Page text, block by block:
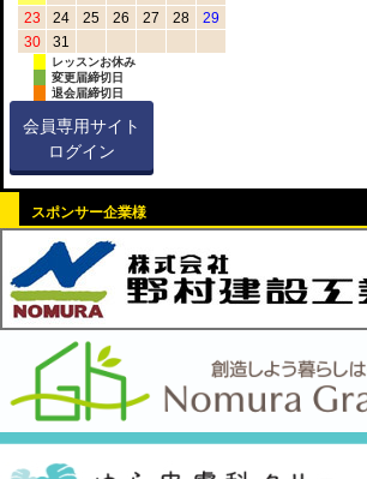
23
24 25 26 27 28
29
30
31
レッスンお休み
変更届締切日
退会届締切日
会員専用サイト
ログイン
スポンサー企業様